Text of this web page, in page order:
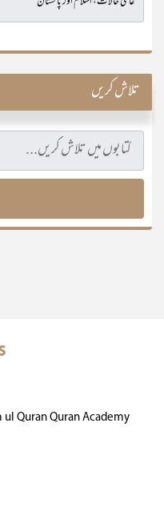
تلاش کریں
Quran Quran Academy